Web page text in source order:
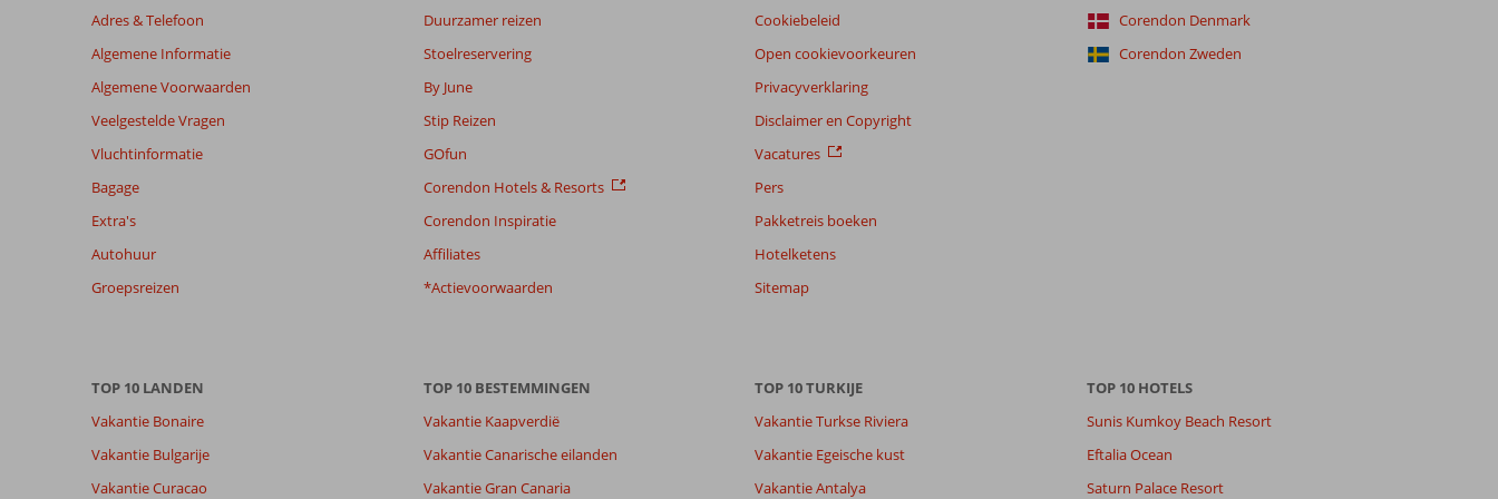
Adres & Telefoon
Algemene Informatie
Algemene Voorwaarden
Veelgestelde Vragen
Vluchtinformatie
Bagage
Extra's
Autohuur
Groepsreizen
Duurzamer reizen
Stoelreservering
By June
Stip Reizen
GOfun
Corendon Hotels & Resorts
Corendon Inspiratie
Affiliates
*Actievoorwaarden
Cookiebeleid
Open cookievoorkeuren
Privacyverklaring
Disclaimer en Copyright
Vacatures
Pers
Pakketreis boeken
Hotelketens
Sitemap
Corendon Denmark
Corendon Zweden
TOP 10 LANDEN
Vakantie Bonaire
Vakantie Bulgarije
Vakantie Curacao
TOP 10 BESTEMMINGEN
Vakantie Kaapverdië
Vakantie Canarische eilanden
Vakantie Gran Canaria
TOP 10 TURKIJE
Vakantie Turkse Riviera
Vakantie Egeische kust
Vakantie Antalya
TOP 10 HOTELS
Sunis Kumkoy Beach Resort
Eftalia Ocean
Saturn Palace Resort